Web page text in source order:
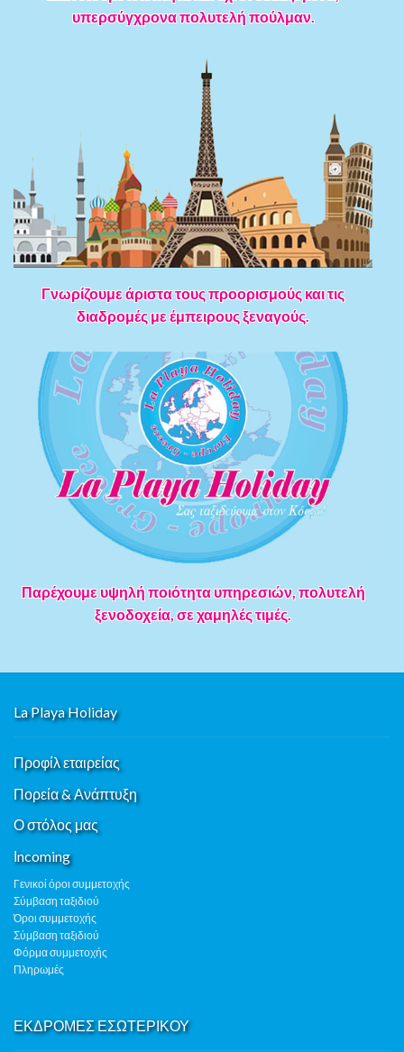
υπερσύγχρονα πολυτελή πούλμαν.
Γνωρίζουμε άριστα τους προορισμούς και τις
διαδρομές με έμπειρους ξεναγούς.
Παρέχουμε υψηλή ποιότητα υπηρεσιών, πολυτελή
ξενοδοχεία, σε χαμηλές τιμές.
La Playa Holiday
Προφίλ εταιρείας
Πορεία & Ανάπτυξη
Ο στόλος μας
Ιncoming
Γενικοί όροι συμμετοχής
Σύμβαση ταξιδιού
Όροι συμμετοχής
Σύμβαση ταξιδιού
Φόρμα συμμετοχής
Πληρωμές
ΕΚΔΡΟΜΕΣ ΕΣΩΤΕΡΙΚΟΥ